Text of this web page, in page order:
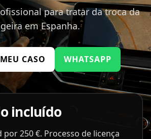
para tratar da troca da
em Espanha.
CASO WHATSAPP
incluído
250 €. Processo de licença